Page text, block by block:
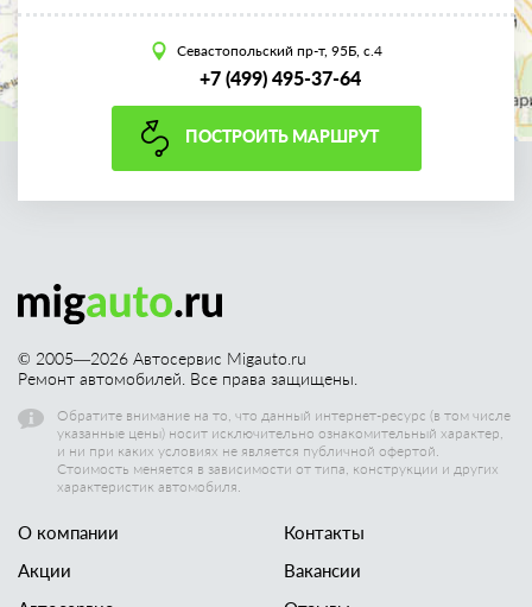
Севастопольский пр-т, 95Б, с.4
+7 (499) 495-37-64
ПОСТРОИТЬ МАРШРУТ
© 2005—2026 Автосервис Migauto.ru
Ремонт автомобилей. Все права защищены.
Обратите внимание на то, что данный интернет-ресурс (в том числе
указанные цены) носит исключительно ознакомительный характер,
и ни при каких условиях не является публичной офертой.
Стоимость меняется в зависимости от типа, конструкции и других
характеристик автомобиля.
О компании
Акции
Контакты
Вакансии